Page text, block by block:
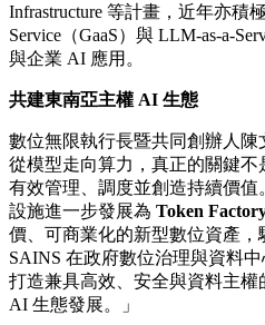
Infrastructure 等計畫，近年亦積
Service（GaaS）與 LLM-as-a-
與企業 AI 應用。
共建東南亞主權 AI 生態
數位無限執行長暨共同創辦人
從模型走向算力，真正的關鍵
有效管理、調度並創造持續價
設施進一步發展為 Token
價、可商業化的新型數位資產，
SAINS 在政府數位治理與資料
打造兼具高效、安全與資料主
AI 生態發展。」